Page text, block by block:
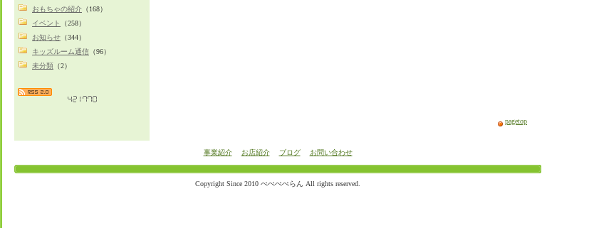
おもちゃの紹介 （168）
イベント
（258）
お知らせ （344）
キッズルーム通信 （96）
未分類 （2）
pagetop
事業紹介 お店紹介 ブログ お問い合わせ
Copyright Since 2010 ぺぺぺぺらん All rights reserved.